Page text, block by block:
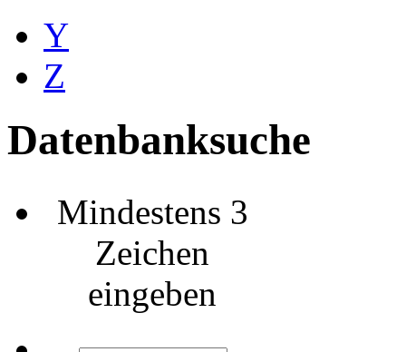
Y
Z
Datenbanksuche
Mindestens 3
Zeichen
eingeben